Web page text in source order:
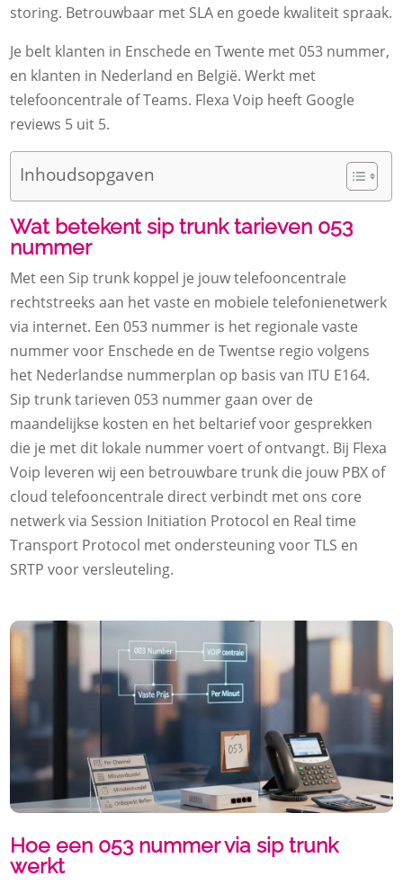
storing.​ Betrouwbaar met SLA en goede kwaliteit spraak.​
Je belt klanten in Enschede en Twente met 053 nummer,
en klanten in Nederland en België.​ Werkt met
telefooncentrale of Teams.​ Flexa Voip heeft Google
reviews 5 uit 5.​
Inhoudsopgaven
Wat betekent sip trunk tarieven 053
nummer
Met een Sip trunk koppel je jouw telefooncentrale
rechtstreeks aan het vaste en mobiele telefonienetwerk
via internet.​ Een 053 nummer is het regionale vaste
nummer voor Enschede en de Twentse regio volgens
het Nederlandse nummerplan op basis van ITU E164.​
Sip trunk tarieven 053 nummer gaan over de
maandelijkse kosten en het beltarief voor gesprekken
die je met dit lokale nummer voert of ontvangt.​ Bij Flexa
Voip leveren wij een betrouwbare trunk die jouw PBX of
cloud telefooncentrale direct verbindt met ons core
netwerk via Session Initiation Protocol en Real time
Transport Protocol met ondersteuning voor TLS en
SRTP voor versleuteling.​
Hoe een 053 nummer via sip trunk
werkt